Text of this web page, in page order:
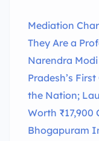
Mediation
They Are a
Narendra
Pradesh’s
the Nation;
Worth ₹17,900
Bhogapuram